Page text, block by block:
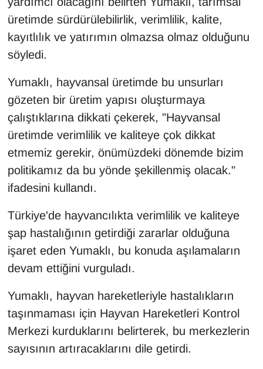
üretimde sürdürülebilirlik, verimlilik, kalite,
kayıtlılık ve yatırımın olmazsa olmaz olduğunu
söyledi.
Yumaklı, hayvansal üretimde bu unsurları
gözeten bir üretim yapısı oluşturmaya
çalıştıklarına dikkati çekerek, "Hayvansal
üretimde verimlilik ve kaliteye çok dikkat
etmemiz gerekir, önümüzdeki dönemde bizim
politikamız da bu yönde şekillenmiş olacak."
ifadesini kullandı.
Türkiye'de hayvancılıkta verimlilik ve kaliteye
şap hastalığının getirdiği zararlar olduğuna
işaret eden Yumaklı, bu konuda aşılamaların
devam ettiğini vurguladı.
Yumaklı, hayvan hareketleriyle hastalıkların
taşınmaması için Hayvan Hareketleri Kontrol
Merkezi kurduklarını belirterek, bu merkezlerin
sayısının artıracaklarını dile getirdi.